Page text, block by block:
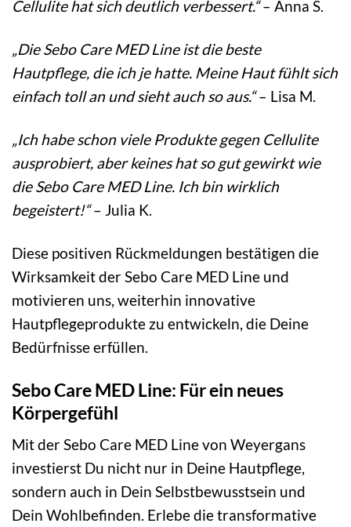
Cellulite hat sich deutlich verbessert.“– Anna S.
„Die Sebo Care MED Line ist die beste
Hautpflege, die ich je hatte. Meine Haut fühlt sich
einfach toll an und sieht auch so aus.“– Lisa M.
„Ich habe schon viele Produkte gegen Cellulite
ausprobiert, aber keines hat so gut gewirkt wie
die Sebo Care MED Line. Ich bin wirklich
begeistert!“– Julia K.
Diese positiven Rückmeldungen bestätigen die
Wirksamkeit der Sebo Care MED Line und
motivieren uns, weiterhin innovative
Hautpflegeprodukte zu entwickeln, die Deine
Bedürfnisse erfüllen.
Sebo Care MED Line: Für ein neues
Körpergefühl
Mit der Sebo Care MED Line von Weyergans
investierst Du nicht nur in Deine Hautpflege,
sondern auch in Dein Selbstbewusstsein und
Dein Wohlbefinden. Erlebe die transformative